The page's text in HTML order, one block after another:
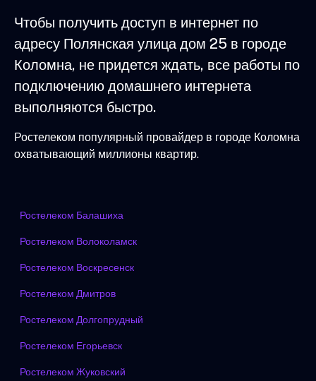
Чтобы получить доступ в интернет по
адресу Полянская улица дом 25 в городе
Коломна, не придется ждать, все работы по
подключению домашнего интернета
выполняются быстро.
Ростелеком популярный провайдер в городе Коломна
охватывающий миллионы квартир.
Ростелеком Балашиха
Ростелеком Волоколамск
Ростелеком Воскресенск
Ростелеком Дмитров
Ростелеком Долгопрудный
Ростелеком Егорьевск
Ростелеком Жуковский